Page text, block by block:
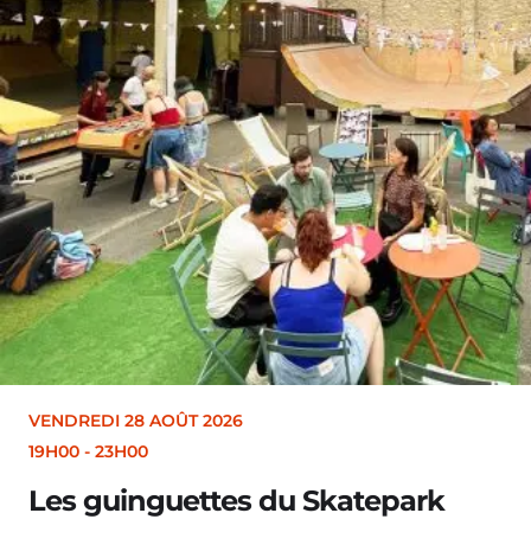
28 AOÛT 2026
-23H00
guinguettes du Skatepark